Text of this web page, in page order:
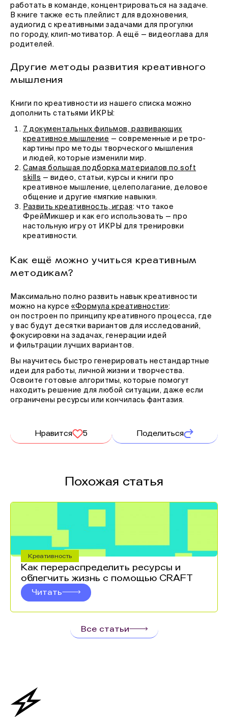
работать в команде, концентрироваться на задаче.
В книге также есть плейлист для вдохновения,
аудиогид с креативными задачами для прогулки
по городу, клип-мотиватор. А ещё — видеоглава для
родителей.
Другие методы развития креативного
мышления
Книги по креативности из нашего списка можно
дополнить статьями ИКРЫ:
7 документальных фильмов, развивающих
креативное мышление — современные и ретро-
картины про методы творческого мышления
и людей, которые изменили мир.
Самая большая подборка материалов по soft
skills — видео, статьи, курсы и книги про
креативное мышление, целеполагание, деловое
общение и другие «мягкие навыки».
Развить креативность, играя: что такое
ФрейМикшер и как его использовать — про
настольную игру от ИКРЫ для тренировки
креативности.
Как ещё можно учиться креативным
методикам?
Максимально полно развить навык креативности
можно на курсе«Формула креативности»:
он построен по принципу креативного процесса, где
у вас будут десятки вариантов для исследований,
фокусировки на задачах, генерации идей
и фильтрации лучших вариантов.
Вы научитесь быстро генерировать нестандартные
идеи для работы, личной жизни и творчества.
Освоите готовые алгоритмы, которые помогут
находить решение для любой ситуации, даже если
ограничены ресурсы или кончилась фантазия.
Нравится 5 Поделиться
Похожая статья
Креативность
Как перераспределить ресурсы и
облегчить жизнь c помощью CRAFT
Читать
Все статьи